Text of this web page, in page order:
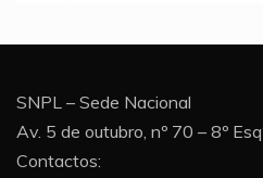
SNPL – Sede Nacional
Av. 5 de outubro, nº 70 – 8º
Contactos: